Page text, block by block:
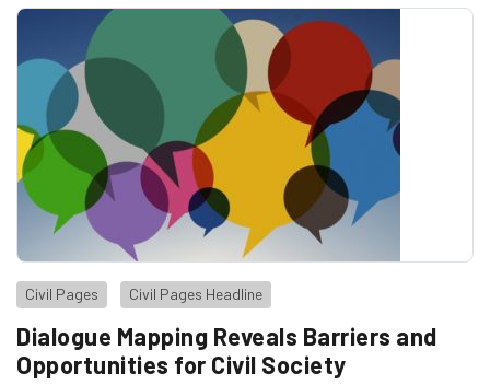
Civil Pages Civil Pages Headline
Dialogue Mapping Reveals Barriers and
Opportunities for Civil Society